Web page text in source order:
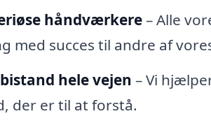
håndværkere– Alle
med succes til andre af
hele vejen – Vi
der er til at forstå.